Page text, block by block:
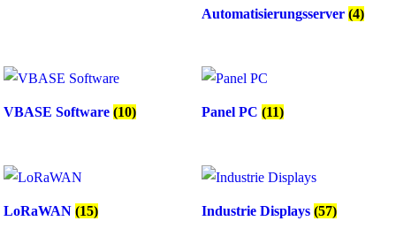
Automatisierungsserver (4)
VBASE Software (10) Panel PC (11)
LoRaWAN (15) Industrie Displays (57)